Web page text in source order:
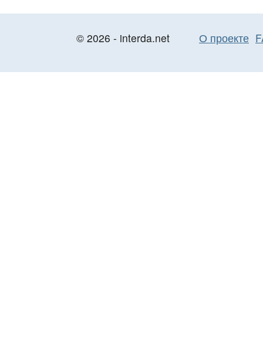
© 2026 - interda.net О проекте